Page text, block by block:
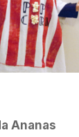
Ananas